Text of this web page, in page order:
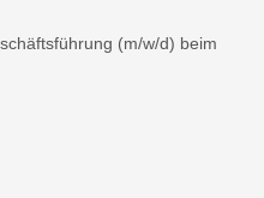
(m/w/d) beim